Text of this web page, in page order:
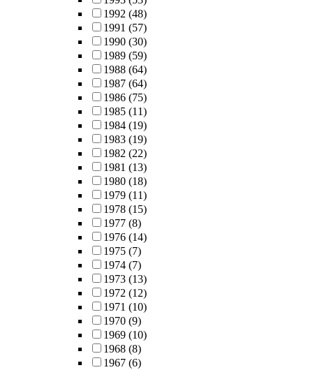
1992 (48)
1991 (57)
1990 (30)
1989 (59)
1988 (64)
1987 (64)
1986 (75)
1985 (11)
1984 (19)
1983 (19)
1982 (22)
1981 (13)
1980 (18)
1979 (11)
1978 (15)
1977 (8)
1976 (14)
1975 (7)
1974 (7)
1973 (13)
1972 (12)
1971 (10)
1970 (9)
1969 (10)
1968 (8)
1967 (6)